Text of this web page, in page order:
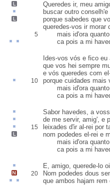
Queredes ir, meu
buscar outro conselh'e
porque sabedes que
queredes-vos ir morar
5
mais id'ora quanto
ca pois a mi
Ides-vos vós e fico eu
que vos hei sempre
e vós queredes com
10
porque cuidades mais
mais id'ora quanto
ca pois a mi
Sabor havedes, a
de me servir, amig', e
15 leixades d'ir al-rei por
nom podedes el-rei e
mais id'ora quanto
ca pois a mi
E, amigo, querede-lo
20
Nom podedes dous
que ambos hajam rem